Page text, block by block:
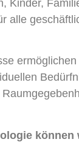
Kinder,
alle
können